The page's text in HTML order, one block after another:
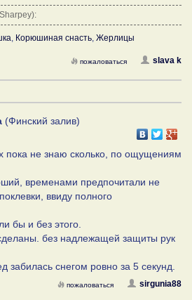
, Корюшиная снасть, Жерлицы
slava k
пожаловаться
(Финский залив)
пока не знаю сколько, по ощущениям
временами предпочитали не
ввиду полного
бы и без этого.
без надлежащей защиты рук
забилась снегом ровно за 5 секунд.
sirgunia88
пожаловаться